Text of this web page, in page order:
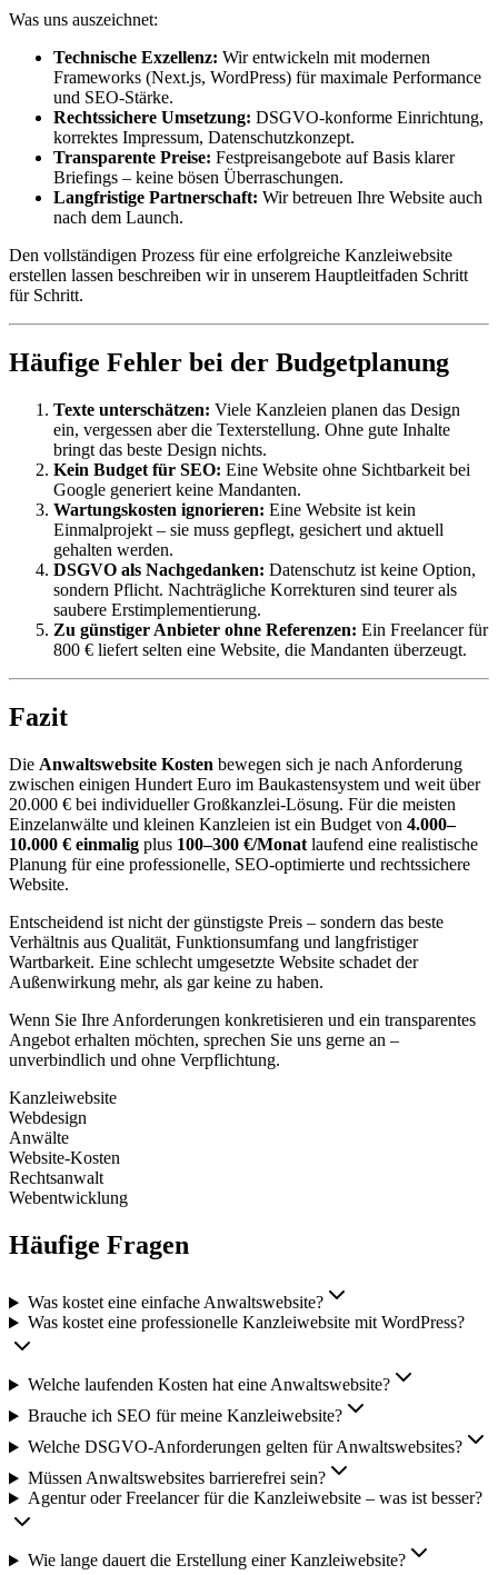
Was uns auszeichnet:
Technische Exzellenz: Wir entwickeln mit modernen
Frameworks (Next.js, WordPress) für maximale Performance
und SEO-Stärke.
Rechtssichere Umsetzung: DSGVO-konforme Einrichtung,
korrektes Impressum, Datenschutzkonzept.
Transparente Preise: Festpreisangebote auf Basis klarer
Briefings – keine bösen Überraschungen.
Langfristige Partnerschaft: Wir betreuen Ihre Website auch
nach dem Launch.
Den vollständigen Prozess für eine erfolgreiche Kanzleiwebsite
erstellen lassen beschreiben wir in unserem Hauptleitfaden Schritt
für Schritt.
Häufige Fehler bei der Budgetplanung
Texte unterschätzen: Viele Kanzleien planen das Design
ein, vergessen aber die Texterstellung. Ohne gute Inhalte
bringt das beste Design nichts.
Kein Budget für SEO: Eine Website ohne Sichtbarkeit bei
Google generiert keine Mandanten.
Wartungskosten ignorieren: Eine Website ist kein
Einmalprojekt – sie muss gepflegt, gesichert und aktuell
gehalten werden.
DSGVO als Nachgedanken: Datenschutz ist keine Option,
sondern Pflicht. Nachträgliche Korrekturen sind teurer als
saubere Erstimplementierung.
Zu günstiger Anbieter ohne Referenzen: Ein Freelancer für
800 € liefert selten eine Website, die Mandanten überzeugt.
Fazit
Die Anwaltswebsite Kosten bewegen sich je nach Anforderung
zwischen einigen Hundert Euro im Baukastensystem und weit über
20.000 € bei individueller Großkanzlei-Lösung. Für die meisten
Einzelanwälte und kleinen Kanzleien ist ein Budget von 4.000–
10.000 € einmalig plus 100–300 €/Monat laufend eine realistische
Planung für eine professionelle, SEO-optimierte und rechtssichere
Website.
Entscheidend ist nicht der günstigste Preis – sondern das beste
Verhältnis aus Qualität, Funktionsumfang und langfristiger
Wartbarkeit. Eine schlecht umgesetzte Website schadet der
Außenwirkung mehr, als gar keine zu haben.
Wenn Sie Ihre Anforderungen konkretisieren und ein transparentes
Angebot erhalten möchten, sprechen Sie uns gerne an –
unverbindlich und ohne Verpflichtung.
Kanzleiwebsite
Webdesign
Anwälte
Website-Kosten
Rechtsanwalt
Webentwicklung
Häufige Fragen
Was kostet eine einfache Anwaltswebsite?
Was kostet eine professionelle Kanzleiwebsite mit WordPress?
Welche laufenden Kosten hat eine Anwaltswebsite?
Brauche ich SEO für meine Kanzleiwebsite?
Welche DSGVO-Anforderungen gelten für Anwaltswebsites?
Müssen Anwaltswebsites barrierefrei sein?
Agentur oder Freelancer für die Kanzleiwebsite – was ist besser?
Wie lange dauert die Erstellung einer Kanzleiwebsite?